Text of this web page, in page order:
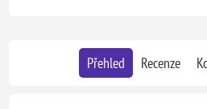
Přehled Recenze